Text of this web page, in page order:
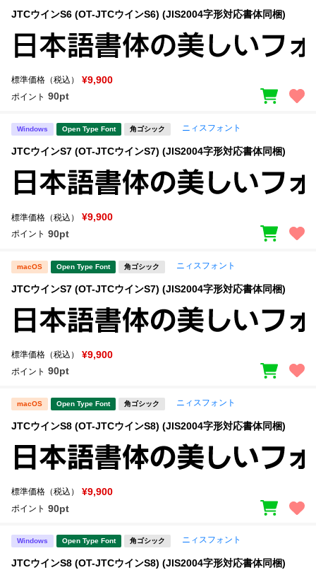
JTCウインS6 (OT-JTCウインS6) (JIS2004字形対応書体同梱)
標準価格（税込） ¥9,900
ポイント 90pt
Windows Open Type Font 角ゴシック ニィスフォント
JTCウインS7 (OT-JTCウインS7) (JIS2004字形対応書体同梱)
標準価格（税込） ¥9,900
ポイント 90pt
macOS Open Type Font 角ゴシック ニィスフォント
JTCウインS7 (OT-JTCウインS7) (JIS2004字形対応書体同梱)
標準価格（税込） ¥9,900
ポイント 90pt
macOS Open Type Font 角ゴシック ニィスフォント
JTCウインS8 (OT-JTCウインS8) (JIS2004字形対応書体同梱)
標準価格（税込） ¥9,900
ポイント 90pt
Windows Open Type Font 角ゴシック ニィスフォント
JTCウインS8 (OT-JTCウインS8) (JIS2004字形対応書体同梱)